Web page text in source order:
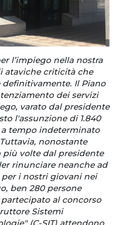
l’impiego nella nostra
ataviche criticità che
Il Piano
dei servizi
varato dal presidente
l'assunzione di 1.840
tempo indeterminato
nonostante
più volte dal presidente
rinunciare neanche ad
i nostri giovani nei
ben 280 persone
al concorso
Sistemi